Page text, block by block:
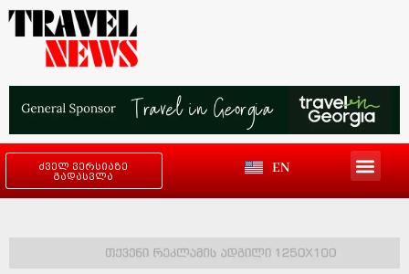
ძველ ვერსიაზე
გადასვლა
EN